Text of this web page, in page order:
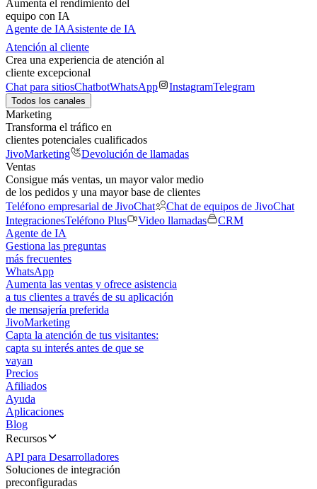
Aumenta el rendimiento del
equipo con IA
Agente de IAAsistente de IA
Atención al cliente
Crea una experiencia de atención al
cliente excepcional
Chat para sitiosChatbotWhatsApp InstagramTelegram
Todos los canales
Marketing
Transforma el tráfico en
clientes potenciales cualificados
JivoMarketing
Devolución de llamadas
Ventas
Consigue más ventas, un mayor valor medio
de los pedidos y una mayor base de clientes
Teléfono empresarial de JivoChat
Chat de equipos de JivoChat
IntegracionesTeléfono Plus Video llamadas
CRM
Agente de IA
Gestiona las preguntas
más frecuentes
WhatsApp
Aumenta las ventas y ofrece asistencia
a tus clientes a través de su aplicación
de mensajería preferida
JivoMarketing
Capta la atención de tus visitantes:
capta su interés antes de que se
vayan
Precios
Afiliados
Ayuda
Aplicaciones
Blog
Recursos
API para Desarrolladores
Soluciones de integración
preconfiguradas